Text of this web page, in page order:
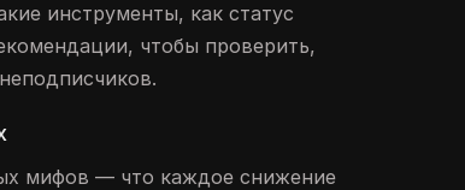
инструменты, как статус
чтобы проверить,
мифов — что каждое снижение